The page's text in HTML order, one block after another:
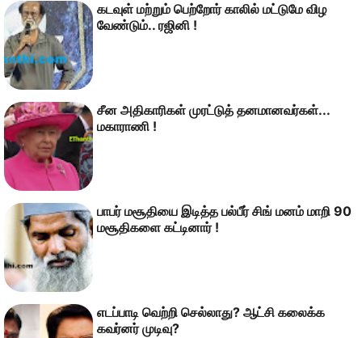
கடவுள் மற்றும் பெற்றோர் காலில் மட்டுமே விழ
வேண்டும்.. ரஜினி !
சீன அதிகாரிகள் முரட்டுத் தனமானவர்கள்...
மகாராணி !
பாபர் மசூதியை இடித்த பல்பீர் சிங் மனம் மாறி 90
மசூதிகளை கட்டினார் !
எடப்பாடி வெற்றி செல்லாது? ஆட்சி கலைக்க
கவர்னர் முடிவு?